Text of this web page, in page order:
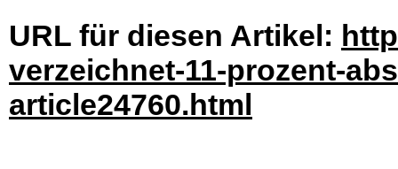
URL für diesen Artikel:
verzeichnet-11-prozent-
article24760.html